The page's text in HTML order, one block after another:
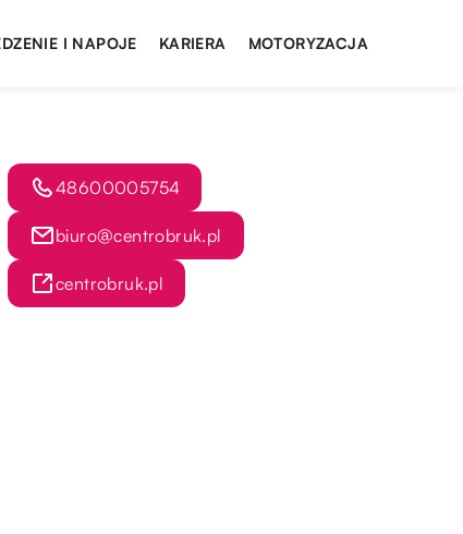
I NAPOJE KARIERA MOTORYZACJA
48600005754
biuro@centrobruk.pl
centrobruk.pl